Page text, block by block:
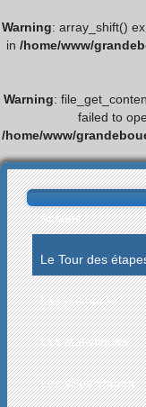
Warning: array_shift()
in /home/www/
Warning:
failed to
/home/www/
Accueil
Le Tour des
Les palmarès
Les statistiques
Les villes étapes